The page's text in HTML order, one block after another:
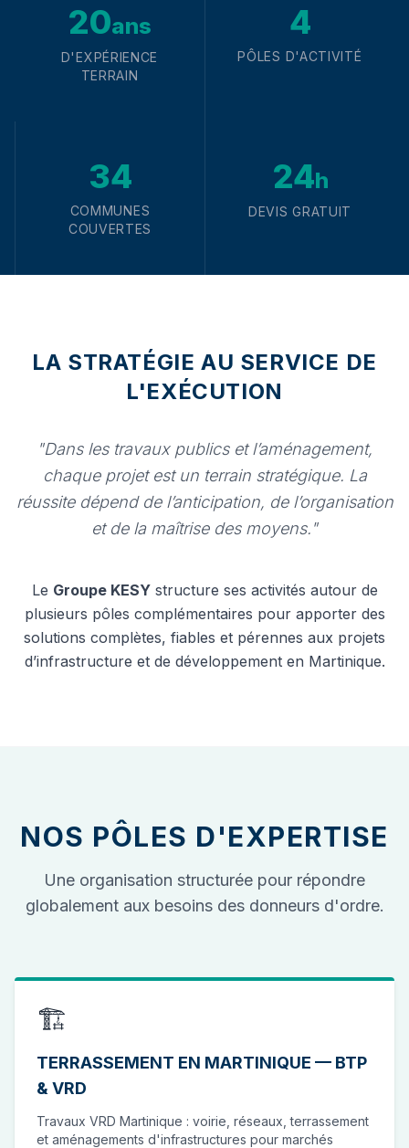
20ans
D'EXPÉRIENCE
TERRAIN
4
PÔLES D'ACTIVITÉ
34
COMMUNES
COUVERTES
24h
DEVIS GRATUIT
LA STRATÉGIE AU SERVICE DE
L'EXÉCUTION
"Dans les travaux publics et l’aménagement,
chaque projet est un terrain stratégique. La
réussite dépend de l’anticipation, de l’organisation
et de la maîtrise des moyens."
Le Groupe KESYstructure ses activités autour de
plusieurs pôles complémentaires pour apporter des
solutions complètes, fiables et pérennes aux projets
d’infrastructure et de développement en Martinique.
NOS PÔLES D'EXPERTISE
Une organisation structurée pour répondre
globalement aux besoins des donneurs d'ordre.
🏗️
TERRASSEMENT EN MARTINIQUE — BTP
& VRD
Travaux VRD Martinique : voirie, réseaux, terrassement
et aménagements d'infrastructures pour marchés